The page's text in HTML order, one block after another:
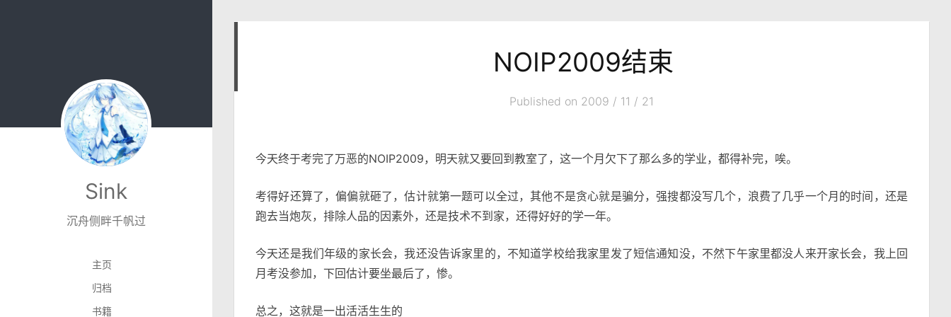
Sink
沉舟侧畔千帆过
主页
归档
书籍
NOIP2009结束
Published on 2009 / 11 / 21
今天终于考完了万恶的NOIP2009，明天就又要回到教室了，这一个月欠下了那么多的学业，都得补完，唉。
考得好还算了，偏偏就砸了，估计就第一题可以全过，其他不是贪心就是骗分，强搜都没写几个，浪费了几乎一个月的时间，还是
跑去当炮灰，排除人品的因素外，还是技术不到家，还得好好的学一年。
今天还是我们年级的家长会，我还没告诉家里的，不知道学校给我家里发了短信通知没，不然下午家里都没人来开家长会，我上回
月考没参加，下回估计要坐最后了，惨。
总之，这就是一出活活生生的